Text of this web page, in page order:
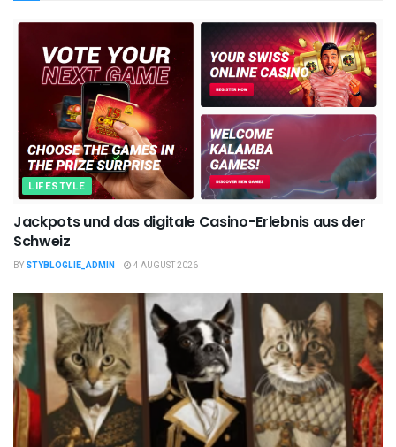
LIFESTYLE
Jackpots und das digitale Casino-Erlebnis aus der
Schweiz
BY STYBLOGLIE_ADMIN 4 AUGUST 2026